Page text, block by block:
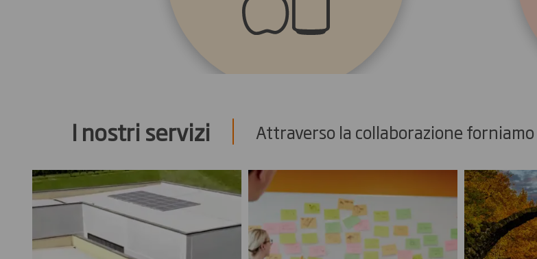
Beni Industriali
I nostri servizi Attraverso la collaborazione